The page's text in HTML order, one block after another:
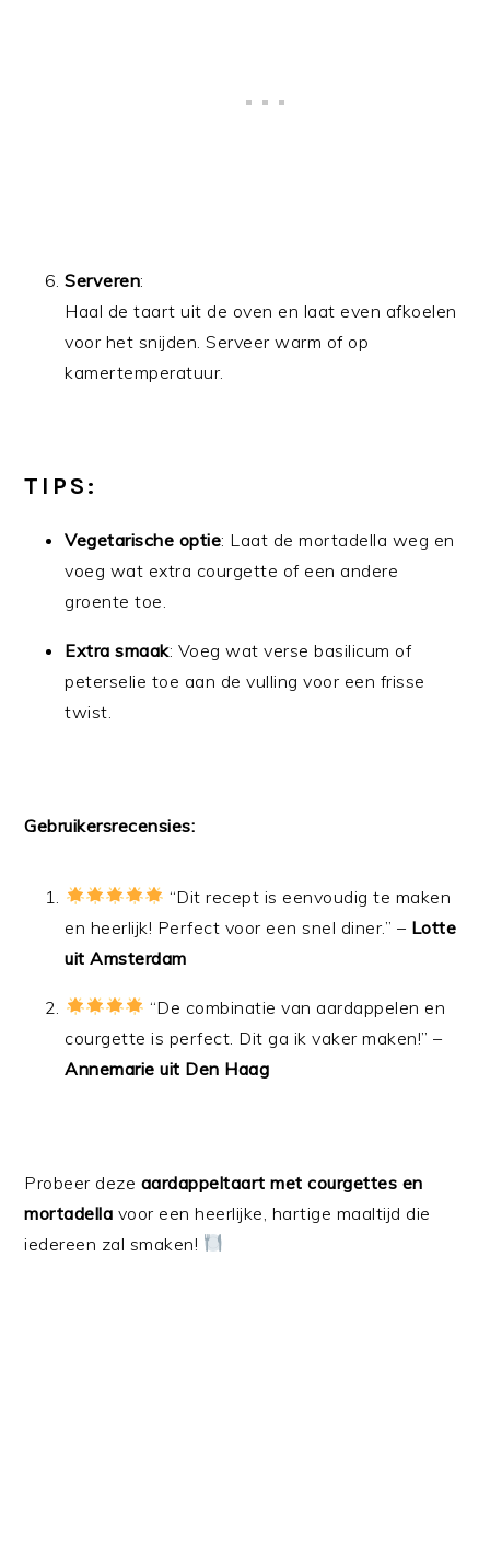
Serveren:
Haal de taart uit de oven en laat even afkoelen
voor het snijden. Serveer warm of op
kamertemperatuur.
TIPS:
Vegetarische optie: Laat de mortadella weg en
voeg wat extra courgette of een andere
groente toe.
Extra smaak: Voeg wat verse basilicum of
peterselie toe aan de vulling voor een frisse
twist.
Gebruikersrecensies:
“Dit recept is eenvoudig te maken
en heerlijk! Perfect voor een snel diner.” – Lotte
uit Amsterdam
“De combinatie van aardappelen en
courgette is perfect. Dit ga ik vaker maken!” –
Annemarie uit Den Haag
Probeer deze aardappeltaart met courgettes en
mortadella voor een heerlijke, hartige maaltijd die
iedereen zal smaken!